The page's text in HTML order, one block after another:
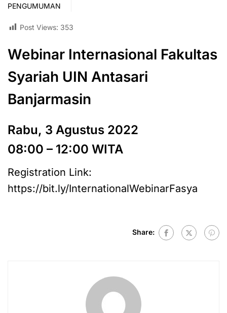
PENGUMUMAN
Post Views: 353
Webinar Internasional Fakultas
Syariah UIN Antasari
Banjarmasin
Rabu, 3 Agustus 2022
08:00 – 12:00 WITA
Registration Link:
https://bit.ly/InternationalWebinarFasya
Share: